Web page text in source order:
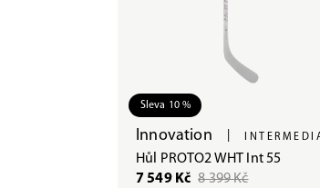
Sleva 10 %
Innovation
Hůl PROTO2 WHT Int 55
7 549 Kč 8 399 Kč